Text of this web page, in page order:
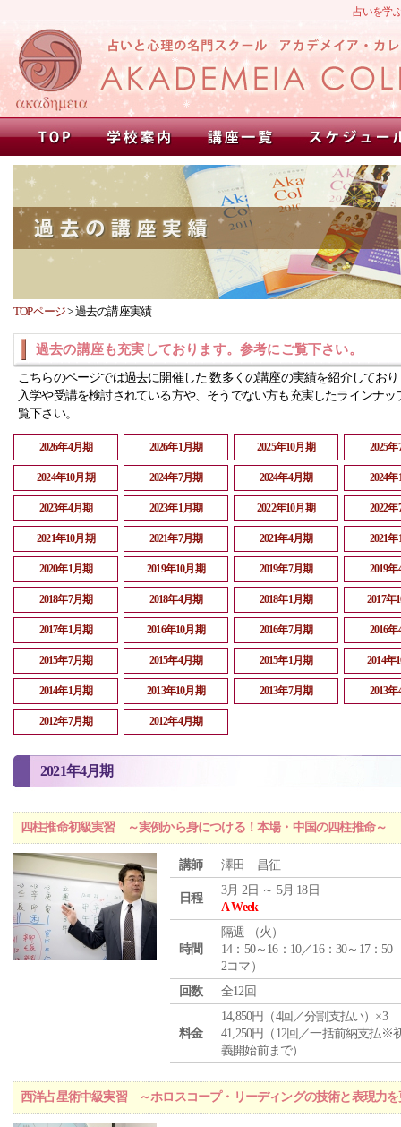
占いを学
TOPページ>過去の講座実績
過去の講座も充実しております。参考にご覧下さい。
こちらのページでは過去に開催した 数多くの講座の実績を紹介してお
入学や受講を検討されている方や、そうでない方も充実したラインナッ
覧下さい。
2026年4月期 2026年1月期 2025年10月期 2025
2024年10月期 2024年7月期 2024年4月期 2024
2023年4月期 2023年1月期 2022年10月期 2022
2021年10月期 2021年7月期 2021年4月期 2021
2020年1月期 2019年10月期 2019年7月期 2019
2018年7月期 2018年4月期 2018年1月期 2017年
2017年1月期 2016年10月期 2016年7月期 2016
2015年7月期 2015年4月期 2015年1月期 2014年
2014年1月期 2013年10月期 2013年7月期 2013
2012年7月期 2012年4月期
2021年4月期
四柱推命初級実習 ～実例から身につける！本場・中国の四柱推命～
講師 澤田 昌征
日程
3月 2日 ～ 5月 18日
A Week
時間
隔週 （火 ）
14：50～16：10／16：30～17：50
2コマ）
回数
全12回
料金
14,850円（4回／分割支払い）×3
41,250円（12回／一括前納支払※
義開始前まで）
西洋占星術中級実習 ～ホロスコープ・リーディングの技術と表現力